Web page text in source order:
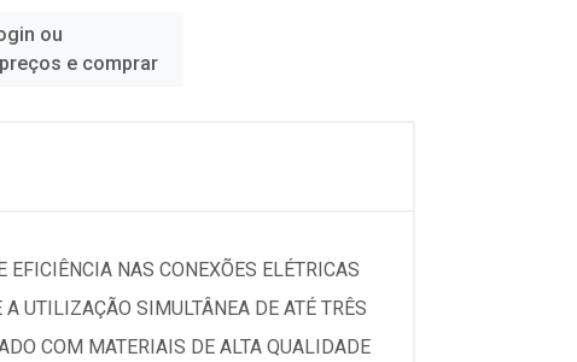
ou
e comprar
NAS CONEXÕES ELÉTRICAS
UTILIZAÇÃO SIMULTÂNEA DE ATÉ TRÊS
COM MATERIAIS DE ALTA QUALIDADE